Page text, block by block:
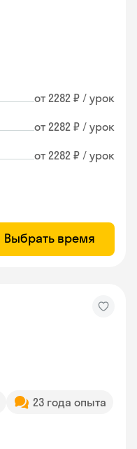
от 2282 ₽ / урок
от 2282 ₽ / урок
от 2282 ₽ / урок
Выбрать время
23 года опыта